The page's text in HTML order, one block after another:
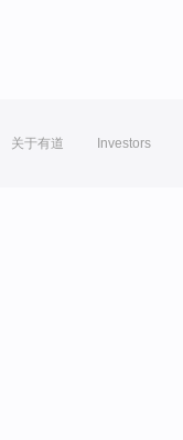
关于有道 Investors